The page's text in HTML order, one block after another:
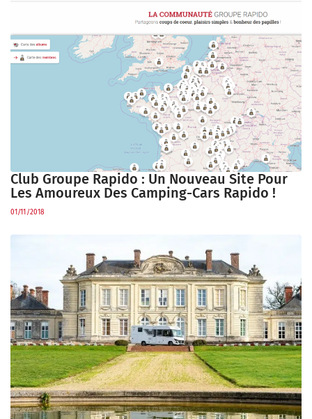
Club Groupe Rapido : Un Nouveau Site Pour
Les Amoureux Des Camping-Cars Rapido !
01/11/2018